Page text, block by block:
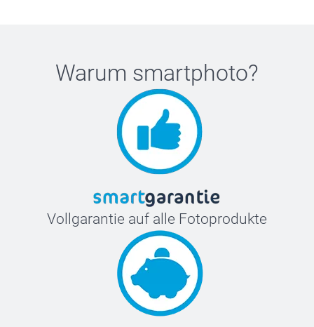
Warum smartphoto?
Vollgarantie auf alle Fotoprodukte